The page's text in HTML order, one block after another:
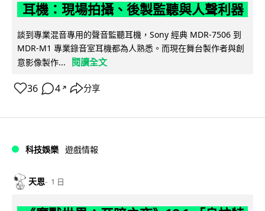
耳機：現場拍攝、後製監聽與人聲利器
談到專業混音專用的聲音監聽耳機，Sony 經典 MDR-7506 到
MDR-M1 專業錄音室耳機都為人熟悉。而現在舞台製作者與創
意影像製作...
閱讀全文
36 4 ↗ 分享
科技娛樂 遊戲情報
天恩 1 日